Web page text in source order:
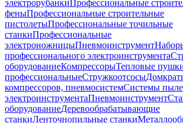
электрорубанкиПрофессиональные
феныПрофессиональные строительные
пистолетыПрофессиональные точильные
станкиПрофессиональные
электроножницыПневмоинструмент
профессионального электроинструмента
оборудованиеКомпрессорыТепловые
профессиональныеСтружкоотсосы
компрессоров, пневмосистемСистемы
электроинструментаПневмоинструмент
оборудованиеДеревообрабатывающие
станкиЛенточнопильные станки